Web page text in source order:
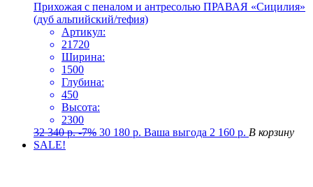
Прихожая с пеналом и антресолью ПРАВАЯ «Сицилия»
(дуб альпийский/тефия)
Артикул:
21720
Ширина:
1500
Глубина:
450
Высота:
2300
32 340р. -7% 30 180 р. Ваша выгода 2 160 р. В корзину
SALE!